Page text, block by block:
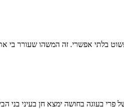
בלתי אפשרי. זה המשהו שעורר בי את
בעוגה בחושה ימצא חן בעיני בני